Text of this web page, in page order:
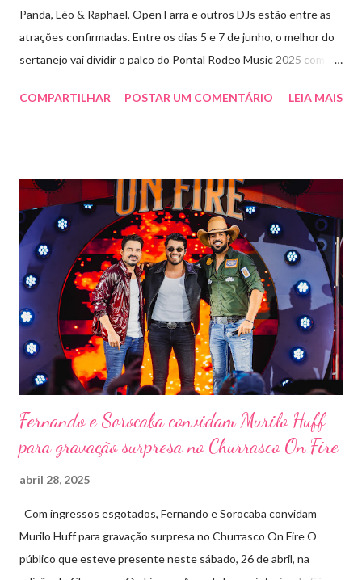
Panda, Léo & Raphael, Open Farra e outros DJs estão entre as
atrações confirmadas. Entre os dias 5 e 7 de junho, o melhor do
sertanejo vai dividir o palco do Pontal Rodeo Music 2025 com o
outras atrações. Esta edição da festa, que ocupa lugar de
requisitados pelos organizadores de eventos em todo o país.
Pela segunda vez, a organização do evento está a cargo da
Marini Eventos — empresa com ampla experiência na promoção
de grandes festivais pelo Brasil, como a retomada da FAPIL
(Feira Agropecuária e Industrial de Leme) no ano passado. O
Pontal Rodeo Music reforça mais uma vez seu compromisso
social: os ingressos poderão ser trocados por 1 kg de alimento
não perecível. Toda a arr...
COMPARTILHAR POSTAR UM COMENTÁRIO LEIA MAIS
Fernando e Sorocaba convidam Murilo Huff
para gravação surpresa no Churrasco On Fire
abril 28, 2025
Com ingressos esgotados, Fernando e Sorocaba convidam
Murilo Huff para gravação surpresa no Churrasco On Fire O
público que esteve presente neste sábado, 26 de abril, na